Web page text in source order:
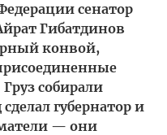
сенатор
Гибатдинов
конвой,
собирали
губернатор и
— они